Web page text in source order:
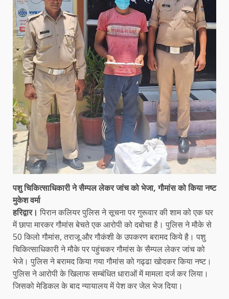
पशु चिकित्साधिकारी ने सैम्पल लेकर जांच को भेजा, गौमांस को किया नष्ट
मुकेश वर्मा
हरिद्वार। पिरान कलियर पुलिस ने सूचना पर गुरूवार की शाम को एक घर
में छापा मारकर गौमांस बेचते एक आरोपी को दबोचा है। पुलिस ने मौके से
50 किलो गौमांस, तराजू और गौकंशी के उपकरण बरामद किये है। पशु
चिकित्साधिकारी ने मौके पर पहुंचकर गौमांस के सैम्पल लेकर जांच को
भेजे। पुलिस ने बरामद किया गया गौमांस को गढ्ढा खोदकर किया नष्ट।
पुलिस ने आरोपी के खिलाफ सम्बंधित धाराओं में मामला दर्ज कर लिया।
जिसको मेडिकल के बाद न्यायालय में पेश कर जेल भेज दिया।